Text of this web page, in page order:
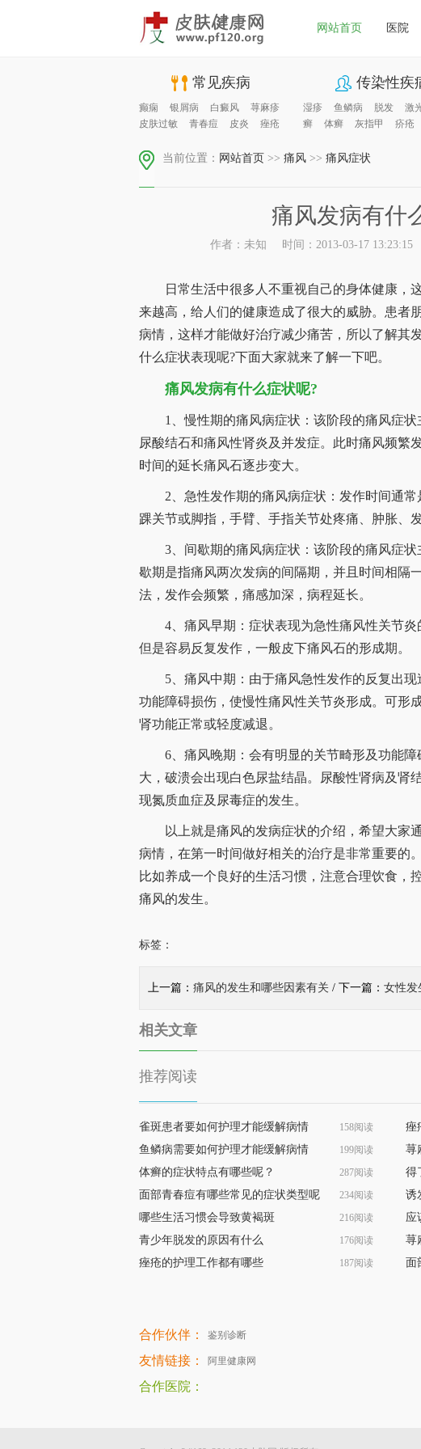
网站首页 医院
常见疾病
癫痫 银屑病 白癜风
荨麻疹
皮肤过敏
青春痘 皮炎 痤疮
传染性疾
湿疹 鱼鳞病 脱发
激
癣
体癣 灰指甲 疥疮
当前位置： 网站首页 >> 痛风 >> 痛风症状
痛风发病有什
作者：未知 时间：2013-03-17 13:23:15
日常生活中很多人不重视自己的身体健康，
来越高，给人们的健康造成了很大的威胁。患者
病情，这样才能做好治疗减少痛苦，所以了解其
什么症状表现呢?下面大家就来了解一下吧。
痛风发病有什么症状呢?
1、慢性期的痛风病症状：该阶段的痛风症状
尿酸结石和痛风性肾炎及并发症。此时痛风频繁
时间的延长痛风石逐步变大。
2、急性发作期的痛风病症状：发作时间通常
踝关节或脚指，手臂、手指关节处疼痛、肿胀、
3、间歇期的痛风病症状：该阶段的痛风症状
歇期是指痛风两次发病的间隔期，并且时间相隔
法，发作会频繁，痛感加深，病程延长。
4、痛风早期：症状表现为急性痛风性关节炎
但是容易反复发作，一般皮下痛风石的形成期。
5、痛风中期：由于痛风急性发作的反复出现
功能障碍损伤，使慢性痛风性关节炎形成。可形
肾功能正常或轻度减退。
6、痛风晚期：会有明显的关节畸形及功能障
大，破溃会出现白色尿盐结晶。尿酸性肾病及肾
现氮质血症及尿毒症的发生。
以上就是痛风的发病症状的介绍，希望大家
病情，在第一时间做好相关的治疗是非常重要的
比如养成一个良好的生活习惯，注意合理饮食，
痛风的发生。
标签：
上一篇： 痛风的发生和哪些因素有关 / 下一篇： 女性发
相关文章
推荐阅读
雀斑患者要如何护理才能缓解病情 158阅读
鱼鳞病需要如何护理才能缓解病情 199阅读
体癣的症状特点有哪些呢？ 287阅读
面部青春痘有哪些常见的症状类型呢 234阅读
哪些生活习惯会导致黄褐斑 216阅读
青少年脱发的原因有什么 176阅读
痤疮的护理工作都有哪些 187阅读
痤
荨
得
诱
应
荨
面
合作伙伴： 鉴别诊断
友情链接： 阿里健康网
合作医院：